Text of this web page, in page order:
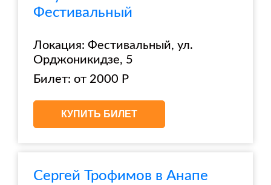
Фестивальный
Локация: Фестивальный, ул.
Орджоникидзе, 5
Билет: от 2000 Р
КУПИТЬ БИЛЕТ
Сергей Трофимов в Анапе